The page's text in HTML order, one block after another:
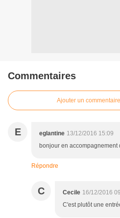
Commentaires
Ajouter un commentaire
E eglantine 13/12/2016 15:09
bonjour en accompagnement
Répondre
C Cecile 16/12/2016
C'est plutôt une